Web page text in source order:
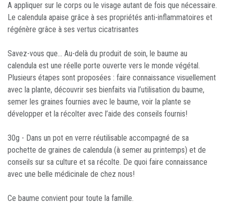
A appliquer sur le corps ou le visage autant de fois que nécessaire.
Le calendula apaise grâce à ses propriétés anti-inflammatoires et
régénère grâce à ses vertus cicatrisantes
Savez-vous que... Au-delà du produit de soin, le baume au
calendula est une réelle porte ouverte vers le monde végétal.
Plusieurs étapes sont proposées : faire connaissance visuellement
avec la plante, découvrir ses bienfaits via l’utilisation du baume,
semer les graines fournies avec le baume, voir la plante se
développer et la récolter avec l’aide des conseils fournis!
30g - Dans un pot en verre réutilisable accompagné de sa
pochette de graines de calendula (à semer au printemps) et de
conseils sur sa culture et sa récolte. De quoi faire connaissance
avec une belle médicinale de chez nous!
Ce baume convient pour toute la famille.